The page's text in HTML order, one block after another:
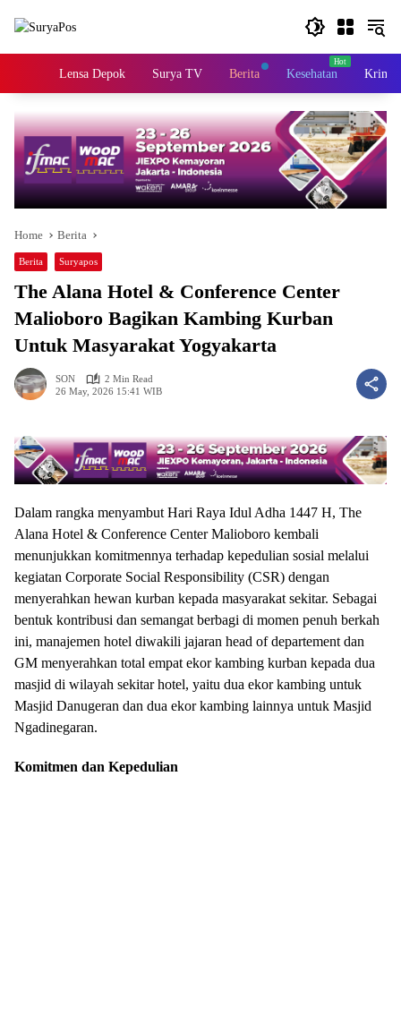
HomeLensa Depok Surya TV Berita Kesehatan
Home Berita
Berita Suryapos
The Alana Hotel & Conference Center
Malioboro Bagikan Kambing Kurban
Untuk Masyarakat Yogyakarta
SON
2 Min Read
26 May, 2026 15:41 WIB
Dalam rangka menyambut Hari Raya Idul Adha 1447 H, The
Alana Hotel & Conference Center Malioboro kembali
menunjukkan komitmennya terhadap kepedulian sosial melalui
kegiatan Corporate Social Responsibility (CSR) dengan
menyerahkan hewan kurban kepada masyarakat sekitar. Sebagai
bentuk kontribusi dan semangat berbagi di momen penuh berkah
ini, manajemen hotel diwakili jajaran head of departement dan
GM menyerahkan total empat ekor kambing kurban kepada dua
masjid di wilayah sekitar hotel, yaitu dua ekor kambing untuk
Masjid Danugeran dan dua ekor kambing lainnya untuk Masjid
Ngadinegaran.
Komitmen dan Kepedulian